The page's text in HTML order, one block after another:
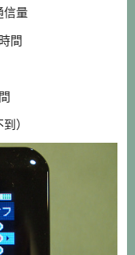
信量
間
）